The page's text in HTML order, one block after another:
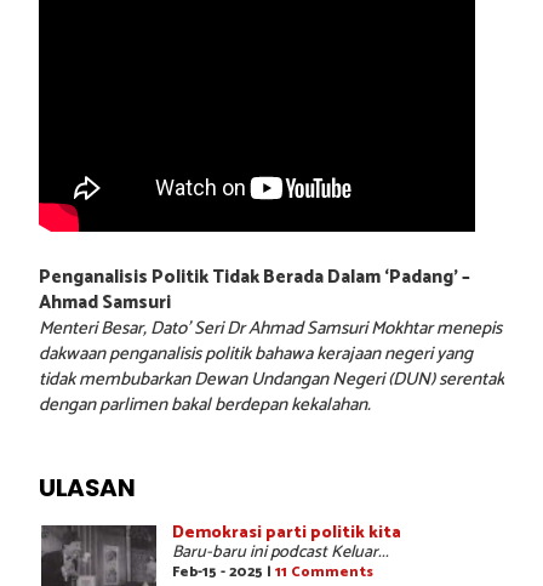
Penganalisis Politik Tidak Berada Dalam ‘Padang’ –
Ahmad Samsuri
Menteri Besar, Dato’ Seri Dr Ahmad Samsuri Mokhtar menepis
dakwaan penganalisis politik bahawa kerajaan negeri yang
tidak membubarkan Dewan Undangan Negeri (DUN) serentak
dengan parlimen bakal berdepan kekalahan.
ULASAN
Demokrasi parti politik kita
Baru-baru ini podcast Keluar...
Feb-15 - 2025 | 11 Comments